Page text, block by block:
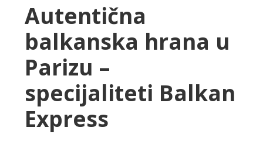
Autentična
balkanska hrana u
Parizu –
specijaliteti Balkan
Express